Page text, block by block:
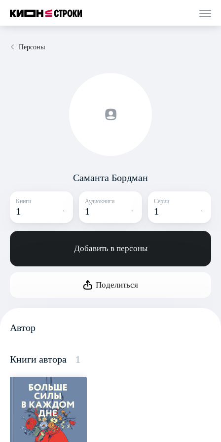
Персоны
Саманта Бордман
Книги
1
Аудиокниги
1
Серии
1
Добавить в персоны
Поделиться
Автор
Книги автора 1